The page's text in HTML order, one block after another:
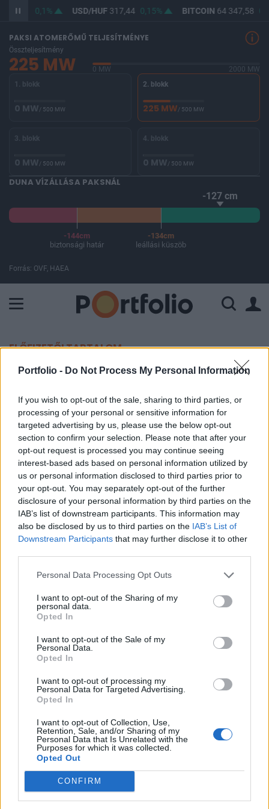
Portfolio - Do Not Process My Personal Information
If you wish to opt-out of the sale, sharing to third parties, or
processing of your personal or sensitive information for
targeted advertising by us, please use the below opt-out
section to confirm your selection. Please note that after your
opt-out request is processed you may continue seeing
interest-based ads based on personal information utilized by
us or personal information disclosed to third parties prior to
your opt-out. You may separately opt-out of the further
disclosure of your personal information by third parties on the
IAB’s list of downstream participants. This information may
also be disclosed by us to third parties on the IAB’s List of
Downstream Participants that may further disclose it to other
Personal Data Processing Opt Outs
I want to opt-out of the Sharing of my
personal data.
Opted In
I want to opt-out of the Sale of my
Personal Data.
Opted In
I want to opt-out of processing my
Personal Data for Targeted Advertising.
Opted In
I want to opt-out of Collection, Use,
Retention, Sale, and/or Sharing of my
Personal Data that Is Unrelated with the
Purposes for which it was collected.
Opted Out
CONFIRM
365,77 0,1% USD/HUF317,44 0,15% BITCOIN 64 347,58
PAKSI ATOMERŐMŰ TELJESÍTMÉNYE
Összteljesítmény
225 MW 0 MW
2000 MW
1. blokk
0 MW/ 500 MW
2. blokk
225 MW/ 500 MW
3. blokk
0 MW/ 500 MW
4. blokk
0 MW/ 500 MW
DUNA VÍZÁLLÁSA PAKSNÁL
-127 cm
-144cm
biztonsági határ
-134cm
leállási küszöb
Forrás: OVF, HAEA
ELŐFIZETŐI TARTALOM
Újabb dollárkötvény-kibocsátás
2013. november 21. 19:20
Szerbia 6,125 százalékos hozamon bocsátott ki
csütörtökön egymilliárd dollár értékű, ötéves
futamidejű devizakötvényt.
A dollárban denominált államkötvény hozamát eredetileg
6,25 százalékra árazták, a hozam a csaknem háromszoros
túljegyzés hatására csökkent 6,125 százalékra. Szerbia
Horvátország kedden bocsátott ki tízéves futamidejű
dollárkötvényt, előbbi 2 milliárd...
KEDVES OLVASÓNK!
A keresett cikk a portfolio.hu hírarchívumához
regisztrációhoz kötött.
Portfolio.hu teljes cikkarchívum
Kötéslisták: BÉT elmúlt 2 év napon belüli
kötéslistái